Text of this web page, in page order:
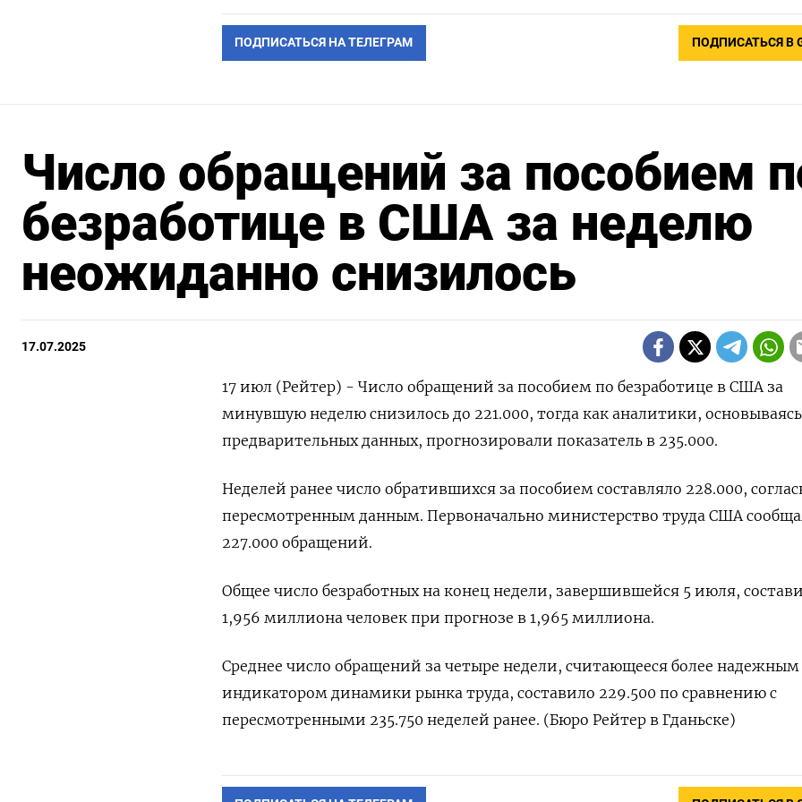
ПОДПИСАТЬСЯ НА ТЕЛЕГРАМ ПОДПИСАТЬСЯ В
Число обращений за пособием
безработице в США за неделю ​​
неожиданно снизилось
17.07.2025
17 июл (Рейтер) - Число обращений за пособием по безработице в США за
минувшую неделю снизилось до 221.000, тогда как аналитики,
предварительных данных, прогнозировали показатель в 235.000.
Неделей ранее число обратившихся за пособием составляло 228.000,
пересмотренным данным. Первоначально министерство труда США
227.000 обращений.
Общее число безработных на конец недели, завершившейся 5 июля,
1,956 миллиона человек при прогнозе в 1,965 миллиона.
Среднее число обращений за четыре недели, считающееся более надежным
индикатором динамики рынка труда, составило 229.500 по сравнению с
пересмотренными 235.750 неделей ранее. (Бюро Рейтер в Гданьске)